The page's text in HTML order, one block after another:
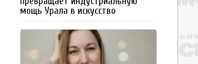
мощь Урала в искусство